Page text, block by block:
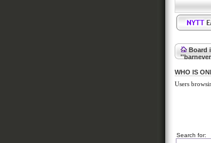
Board
WHO IS
Users
Search for: